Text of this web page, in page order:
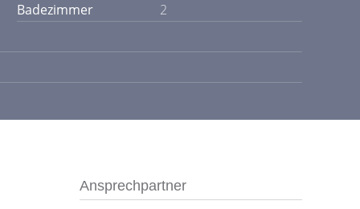
Badezimmer
2
Ansprechpartner